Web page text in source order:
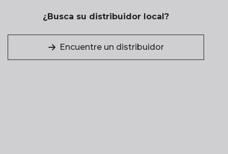
¿Busca su distribuidor local?
Encuentre un distribuidor